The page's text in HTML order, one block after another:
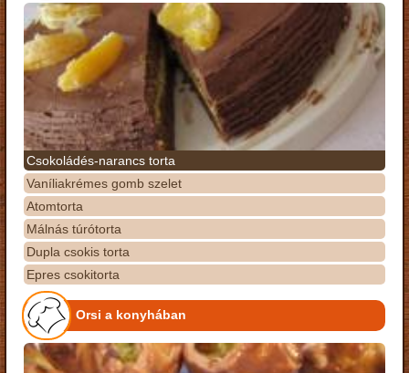
Csokoládés-narancs torta
Vaníliakrémes gomb szelet
Atomtorta
Málnás túrótorta
Dupla csokis torta
Epres csokitorta
Orsi a konyhában